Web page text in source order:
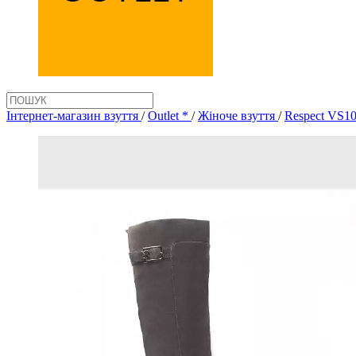
Інтернет-магазин взуття / Outlet * / Жіноче взуття / Respect